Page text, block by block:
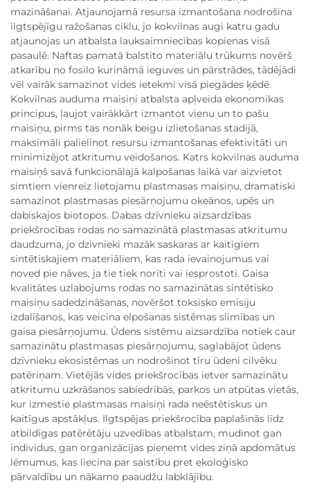
mazināšanai. Atjaunojamā resursa izmantošana nodrošina
ilgtspējīgu ražošanas ciklu, jo kokvilnas augi katru gadu
atjaunojas un atbalsta lauksaimniecības kopienas visā
pasaulē. Naftas pamatā balstīto materiālu trūkums novērš
atkarību no fosilo kurināmā ieguves un pārstrādes, tādējādi
vēl vairāk samazinot vides ietekmi visā piegādes ķēdē.
Kokvilnas auduma maisiņi atbalsta apļveida ekonomikas
principus, ļaujot vairākkārt izmantot vienu un to pašu
maisiņu, pirms tas nonāk beigu izlietošanas stadijā,
maksimāli palielinot resursu izmantošanas efektivitāti un
minimizējot atkritumu veidošanos. Katrs kokvilnas auduma
maisiņš savā funkcionālajā kalpošanas laikā var aizvietot
simtiem vienreiz lietojamu plastmasas maisiņu, dramatiski
samazinot plastmasas piesārņojumu okeānos, upēs un
dabiskajos biotopos. Dabas dzīvnieku aizsardzības
priekšrocības rodas no samazinātā plastmasas atkritumu
daudzuma, jo dzīvnieki mazāk saskaras ar kaitīgiem
sintētiskajiem materiāliem, kas rada ievainojumus vai
noved pie nāves, ja tie tiek norīti vai iesprostoti. Gaisa
kvalitātes uzlabojums rodas no samazinātas sintētisko
maisiņu sadedzināšanas, novēršot toksisko emisiju
izdalīšanos, kas veicina elpošanas sistēmas slimības un
gaisa piesārņojumu. Ūdens sistēmu aizsardzība notiek caur
samazinātu plastmasas piesārņojumu, saglabājot ūdens
dzīvnieku ekosistēmas un nodrošinot tīru ūdeni cilvēku
patēriņam. Vietējās vides priekšrocības ietver samazinātu
atkritumu uzkrāšanos sabiedrībās, parkos un atpūtas vietās,
kur izmestie plastmasas maisiņi rada neēstētiskus un
kaitīgus apstākļus. Ilgtspējas priekšrocība paplašinās līdz
atbildīgas patērētāju uzvedības atbalstam, mudinot gan
individus, gan organizācijas pieņemt vides ziņā apdomātus
lēmumus, kas liecina par saistību pret ekoloģisko
pārvaldību un nākamo paaudžu labklājību.